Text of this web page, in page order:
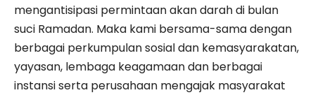
mengantisipasi permintaan akan darah di bulan
suci Ramadan. Maka kami bersama-sama dengan
berbagai perkumpulan sosial dan kemasyarakatan,
yayasan, lembaga keagamaan dan berbagai
instansi serta perusahaan mengajak masyarakat